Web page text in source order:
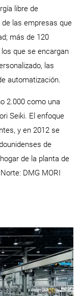
libre de
las empresas que
más de 120
que se encargan
las
automatización.
2.000 como una
Seiki. El enfoque
y en 2012 se
de
de la planta de
DMG MORI